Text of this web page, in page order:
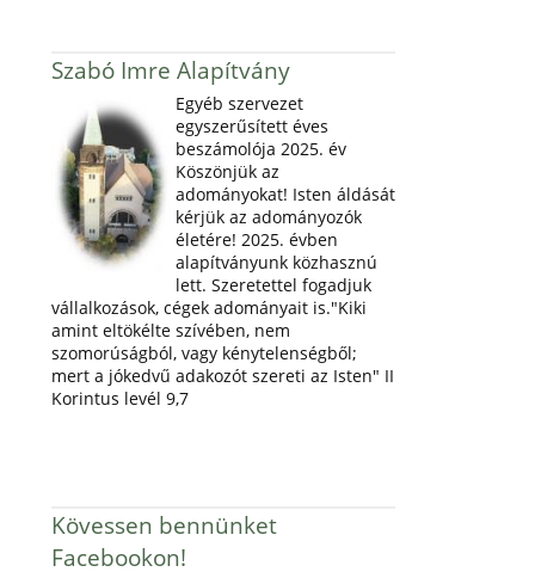
Szabó Imre Alapítvány
Egyéb szervezet
egyszerűsített éves
beszámolója 2025. év
Köszönjük az
adományokat! Isten áldását
kérjük az adományozók
életére! 2025. évben
alapítványunk közhasznú
lett. Szeretettel fogadjuk
vállalkozások, cégek adományait is."Kiki
amint eltökélte szívében, nem
szomorúságból, vagy kénytelenségből;
mert a jókedvű adakozót szereti az Isten" II
Korintus levél 9,7
Kövessen bennünket
Facebookon!